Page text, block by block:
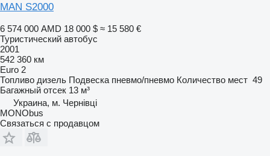
MAN S2000
6 574 000 AMD 18 000 $ ≈ 15 580 €
Туристический автобус
2001
542 360 км
Euro 2
Топливо дизель Подвеска пневмо/пневмо Количество мест 49
Багажный отсек 13 м³
Украина, м. Чернівці
MONObus
Связаться с продавцом